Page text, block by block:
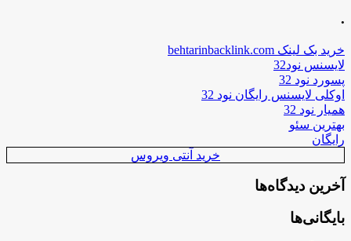
.
خرید بک لینک behtarinbacklink.com
لایسنس نود32
پسورد نود 32
اوکلی لایسنس رایگان نود 32
همیار نود 32
بهترین سئو
رایگان
خرید آنتی ویروس
آخرین دیدگاه‌ها
بایگانی‌ها